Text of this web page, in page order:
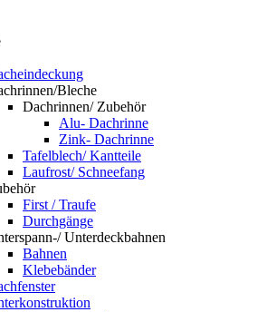
Bleche
Dachrinnen/ Zubehör
Alu- Dachrinne
Zink- Dachrinne
Tafelblech/ Kantteile
Laufrost/ Schneefang
First / Traufe
Durchgänge
Unterdeckbahnen
Bahnen
Klebebänder